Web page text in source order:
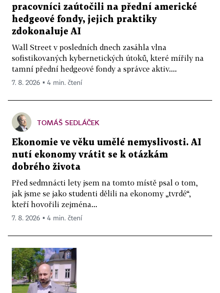
pracovníci zaútočili na přední americké
hedgeové fondy, jejich praktiky
zdokonaluje AI
Wall Street v posledních dnech zasáhla vlna
sofistikovaných kybernetických útoků, které mířily na
tamní přední hedgeové fondy a správce aktiv....
7. 8. 2026 ▪ 4 min. čtení
TOMÁŠ SEDLÁČEK
Ekonomie ve věku umělé nemyslivosti. AI
nutí ekonomy vrátit se k otázkám
dobrého života
Před sedmnácti lety jsem na tomto místě psal o tom,
jak jsme se jako studenti dělili na ekonomy „tvrdé“,
kteří hovořili zejména...
7. 8. 2026 ▪ 4 min. čtení